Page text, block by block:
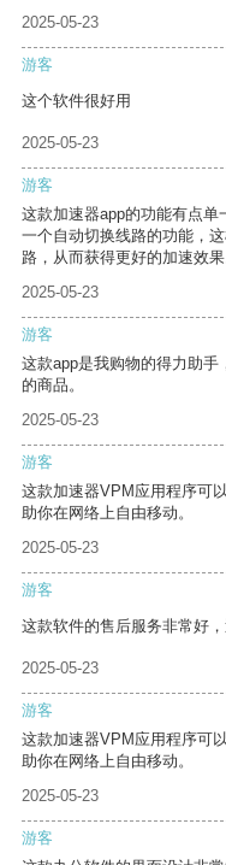
2025-05-23
游客
这个软件很好用
2025-05-23
游客
这款加速器app的功能有点
一个自动切换线路的功能，
路，从而获得更好的加速效果
2025-05-23
游客
这款app是我购物的得力助
的商品。
2025-05-23
游客
这款加速器VPM应用程序可
助你在网络上自由移动。
2025-05-23
游客
这款软件的售后服务非常好
2025-05-23
游客
这款加速器VPM应用程序可
助你在网络上自由移动。
2025-05-23
游客